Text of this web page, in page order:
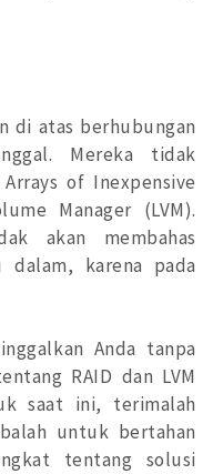
di atas berhubungan
Mereka tidak
of Inexpensive
Manager (LVM).
akan membahas
karena pada
Anda tanpa
RAID dan LVM
saat ini, terimalah
untuk bertahan
tentang solusi